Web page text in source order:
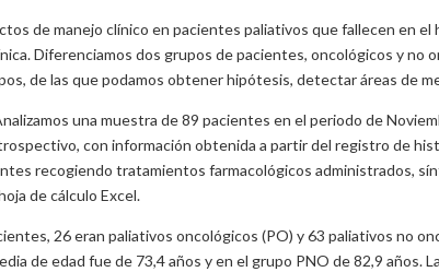
de manejo clínico en pacientes paliativos que fallecen en
Diferenciamos dos grupos de pacientes, oncológicos y
de las que podamos obtener hipótesis, detectar áreas de
una muestra de 89 pacientes en el periodo de
con información obtenida a partir del registro de
recogiendo tratamientos farmacológicos administrados,
de cálculo Excel.
26 eran paliativos oncológicos (PO) y 63 paliativos no
de edad fue de 73,4 años y en el grupo PNO de 82,9 años.